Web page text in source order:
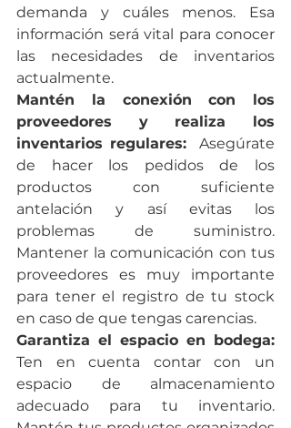
demanda y cuáles menos. Esa
información será vital para conocer
las necesidades de inventarios
actualmente.
Mantén la conexión con los
proveedores y realiza los
inventarios regulares:
  Asegúrate
de hacer los pedidos de los
productos con suficiente
antelación y así evitas los
problemas de suministro.
Mantener la comunicación con tus
proveedores es muy importante
para tener el registro de tu stock
en caso de que tengas carencias.
Garantiza el espacio en bodega:
Ten en cuenta contar con un
espacio de almacenamiento
adecuado para tu inventario.